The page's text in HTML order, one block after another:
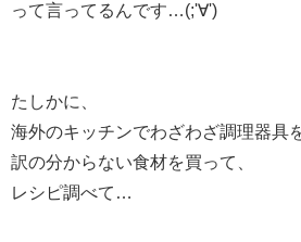
って言ってるんです…(;'∀')
たしかに、
海外のキッチンでわざわざ調理器具
訳の分からない食材を買って、
レシピ調べて…